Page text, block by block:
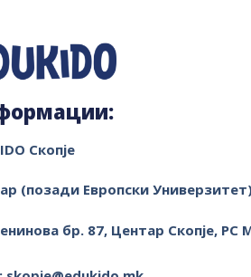
Скопје
(позади Европски
бр. 87, Центар Скопје, РС